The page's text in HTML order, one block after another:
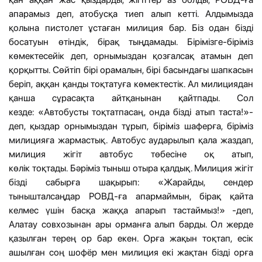
апарамыз деп, атобусқа тиеп алып кетті. Алдымызда
қолына пистолет ұстаған милиция бар. Біз одан бізді
босатуын өтіндік, бірақ тыңдамады. Бірімізге-біріміз
көмектесейік деп, орнымыздан қозғалсақ атамын деп
қорқытты. Сөйтіп бірі орамалын, бірі басындағы шапкасын
беріп, аққан қанды тоқтатуға көмектестік. Ал милициядан
қанша сұрасақта айтқанынан қайтпады. Сол
кезде: «Автобусты тоқтатпасаң, онда бізді атып таста!»-
деп, қыздар орнымыздан тұрып, біріміз шаферға, біріміз
милицияға жармастық. Автобус аударылып қала жаздап,
милиция жігіт автобус төбесіне оқ атып,
көлік тоқтады. Бәріміз тыныш отыра қалдық. Милиция жігіт
бізді сабырға шақырып: «Жарайды, сендер
тынышталсаңдар РОВД-ға апармаймын, бірақ қайта
келмес үшін басқа жаққа апарып тастаймыз!» -деп,
Алатау совхозынан ары орманға алып барды. Ол жерде
қазылған терең ор бар екен. Орға жақын тоқтап, есік
ашылған соң шофёр мен милиция екі жақтан бізді орға